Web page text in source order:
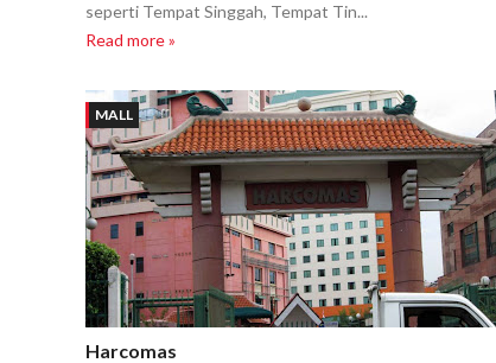
seperti Tempat Singgah, Tempat Tin...
Read more »
MALL
Harcomas